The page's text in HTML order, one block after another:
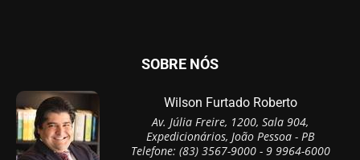
SOBRE NÓS
Wilson Furtado Roberto
Av. Júlia Freire, 1200, Sala 904,
Expedicionários, João Pessoa - PB
Telefone: (83) 3567-9000 - 9 9964-6000